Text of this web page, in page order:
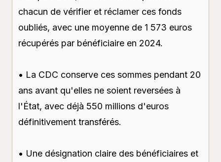
chacun de vérifier et réclamer ces fonds
oubliés, avec une moyenne de 1 573 euros
récupérés par bénéficiaire en 2024.
• La CDC conserve ces sommes pendant 20
ans avant qu'elles ne soient reversées à
l'État, avec déjà 550 millions d'euros
définitivement transférés.
• Une désignation claire des bénéficiaires et